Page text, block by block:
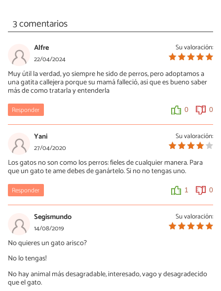
3 comentarios
Su valoración:
Alfre
22/04/2024
Muy útil la verdad, yo siempre he sido de perros, pero adoptamos a
una gatita callejera porque su mamá falleció, asi que es bueno saber
más de como tratarla y entenderla
Responder 0 0
Su valoración:
Yani
27/04/2020
Los gatos no son como los perros: fieles de cualquier manera. Para
que un gato te ame debes de ganártelo. Si no no tengas uno.
Responder 1 0
Su valoración:
Segismundo
14/08/2019
No quieres un gato arisco?
No lo tengas!
No hay animal más desagradable, interesado, vago y desagradecido
que el gato.